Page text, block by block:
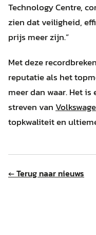
Technology Centre,
zien dat veiligheid,
prijs meer zijn.”
Met deze
reputatie als het
meer dan waar. Het
streven van
topkwaliteit en
← Terug naar nieuws